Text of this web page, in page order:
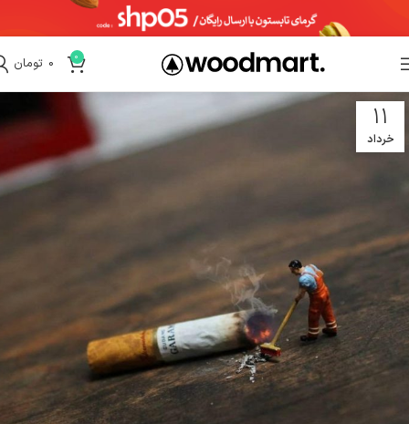
0 تومان 0
11
خرداد